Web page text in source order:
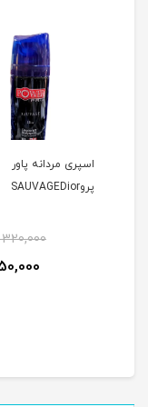
اسپری مردانه پاور
پروSAUVAGEDior
320,000